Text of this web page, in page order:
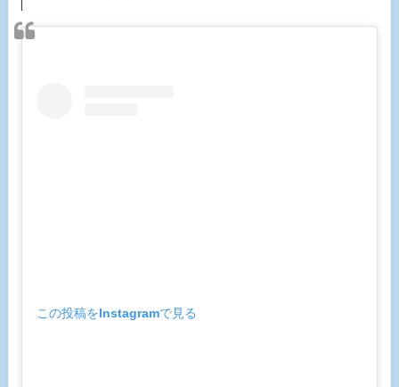
この投稿をInstagramで見る